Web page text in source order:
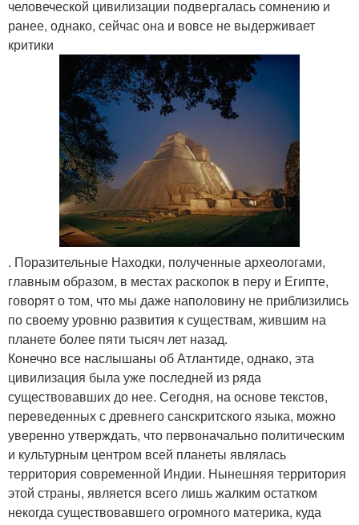
человеческой цивилизации подвергалась сомнению и
ранее, однако, сейчас она и вовсе не выдерживает
критики
. Поразительные Находки, полученные археологами,
главным образом, в местах раскопок в перу и Египте,
говорят о том, что мы даже наполовину не приблизились
по своему уровню развития к существам, жившим на
планете более пяти тысяч лет назад.
Конечно все наслышаны об Атлантиде, однако, эта
цивилизация была уже последней из ряда
существовавших до нее. Сегодня, на основе текстов,
переведенных с древнего санскритского языка, можно
уверенно утверждать, что первоначально политическим
и культурным центром всей планеты являлась
территория современной Индии. Нынешняя территория
этой страны, является всего лишь жалким остатком
некогда существовавшего огромного материка, куда